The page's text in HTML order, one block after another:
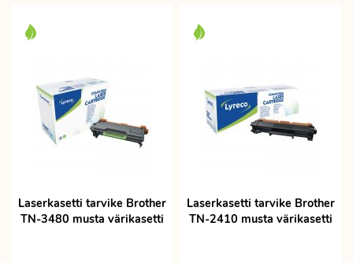
Laserkasetti tarvike Brother
TN-3480 musta värikasetti
Laserkasetti tarvike Brother
TN-2410 musta värikasetti